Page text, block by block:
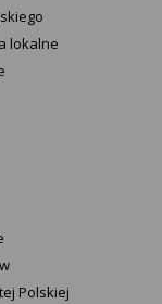
lokalne
Polskiej